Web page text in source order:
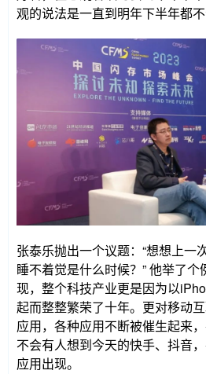
观的说法是一直到明年下半年都不
张泰乐抛出一个议题：“想想上一
睡不着觉是什么时候？” 他举了
现，整个科技产业更是因为以
起而整整繁荣了十年。更对移动
应用，各种应用不断被催生起来
不会有人想到今天的快手、抖音
应用出现。